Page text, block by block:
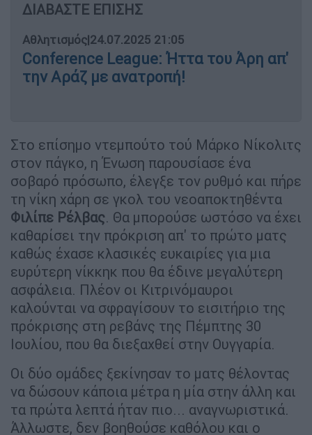
ΔΙΑΒΑΣΤΕ ΕΠΙΣΗΣ
Αθλητισμός|24.07.2025 21:05
Conference League: Ήττα του Άρη απ'
την Αράζ με ανατροπή!
Στο επίσημο ντεμπούτο τού Μάρκο Νίκολιτς
στον πάγκο, η Ένωση παρουσίασε ένα
σοβαρό πρόσωπο, έλεγξε τον ρυθμό και πήρε
τη νίκη χάρη σε γκολ του νεοαποκτηθέντα
Φιλίπε Ρέλβας. Θα μπορούσε ωστόσο να έχει
καθαρίσει την πρόκριση απ' το πρώτο ματς
καθώς έχασε κλασικές ευκαιρίες για μια
ευρύτερη νίκκηκ που θα έδινε μεγαλύτερη
ασφάλεια. Πλέον οι Κιτρινόμαυροι
καλούνται να σφραγίσουν το εισιτήριο της
πρόκρισης στη ρεβάνς της Πέμπτης 30
Ιουλίου, που θα διεξαχθεί στην Ουγγαρία.
Οι δύο ομάδες ξεκίνησαν το ματς θέλοντας
να δώσουν κάποια μέτρα η μία στην άλλη και
τα πρώτα λεπτά ήταν πιο... αναγνωριστικά.
Άλλωστε, δεν βοηθούσε καθόλου και ο